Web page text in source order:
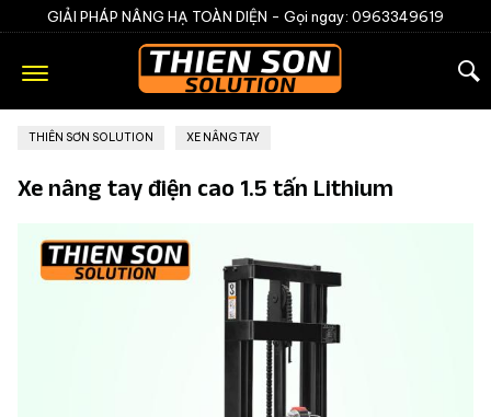
GIẢI PHÁP NÂNG HẠ TOÀN DIỆN - Gọi ngay: 0963349619
THIÊN SƠN SOLUTION XE NÂNG TAY
Xe nâng tay điện cao 1.5 tấn Lithium